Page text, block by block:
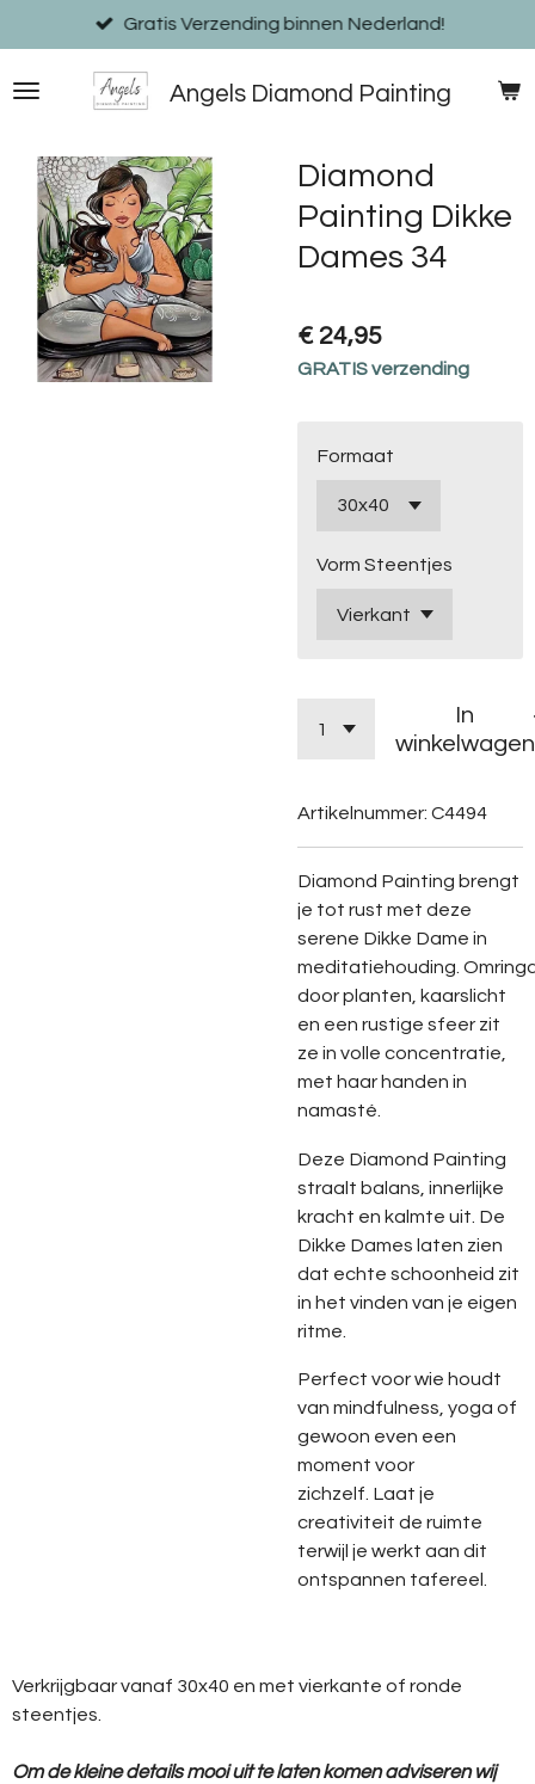
direct
naar
Angels Diamond Painting
Gratis Verzending binnen Nederland!
Diamond
Painting Dikke
Dames 34
€ 24,95
GRATIS verzending
Formaat
Vorm Steentjes
In
winkelwagen
Artikelnummer: C4494
Diamond Painting brengt
je tot rust met deze
serene Dikke Dame in
meditatiehouding.
doorplanten, kaarslicht
en een rustige sfeerzit
ze in volle concentratie,
met haar handen in
namasté.
Deze Diamond Painting
straalt balans, innerlijke
kracht en kalmte uit. De
Dikke Dames laten zien
dat echte schoonheid zit
in het vinden van je eigen
ritme.
Perfect voorwie houdt
van mindfulness, yoga of
gewoon even een
moment voor
zichzelf. Laat je
creativiteit de ruimte
terwijl je werkt aan dit
ontspannen tafereel.
Verkrijgbaar vanaf 30x40 en met vierkante of ronde
steentjes.
Om de kleine details mooi uit te laten komen adviseren wij